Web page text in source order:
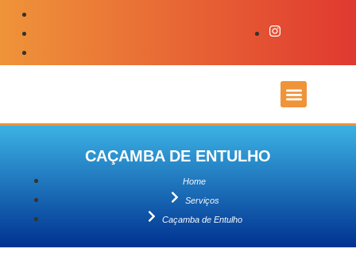
CAÇAMBA DE ENTULHO
Home
Serviços
Caçamba de Entulho